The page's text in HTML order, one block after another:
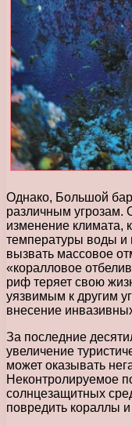
Однако, Большой
различным угрозам.
изменение климата,
температуры воды и
вызвать массовое
«коралловое
риф теряет свою
уязвимым к другим
внесение
За последние
увеличение
может оказывать
Неконтролируемое
солнцезащитных
повредить кораллы